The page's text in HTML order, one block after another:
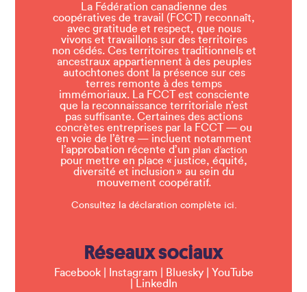
La Fédération canadienne des
coopératives de travail (FCCT) reconnaît,
avec gratitude et respect, que nous
vivons et travaillons sur des territoires
non cédés. Ces territoires traditionnels et
ancestraux appartiennent à des peuples
autochtones dont la présence sur ces
terres remonte à des temps
immémoriaux. La FCCT est consciente
que la reconnaissance territoriale n’est
pas suffisante. Certaines des actions
concrètes entreprises par la FCCT — ou
en voie de l’être — incluent notamment
l’approbation récente d’un plan d’action
pour mettre en place « justice, équité,
diversité et inclusion » au sein du
mouvement coopératif.
Consultez la déclaration complète ici.
Réseaux sociaux
Facebook| Instagram Bluesky| YouTube
LinkedIn